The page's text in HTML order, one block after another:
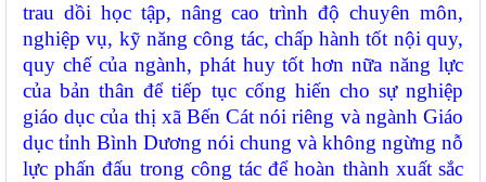
trau dồi học tập, nâng cao trình độ chuyên môn,
nghiệp vụ, kỹ năng công tác, chấp hành tốt nội quy,
quy chế của ngành, phát huy tốt hơn nữa năng lực
của bản thân để tiếp tục cống hiến cho sự nghiệp
giáo dục của thị xã Bến Cát nói riêng và ngành Giáo
dục tỉnh Bình Dương nói chung và không ngừng nỗ
lực phấn đấu trong công tác để hoàn thành xuất sắc